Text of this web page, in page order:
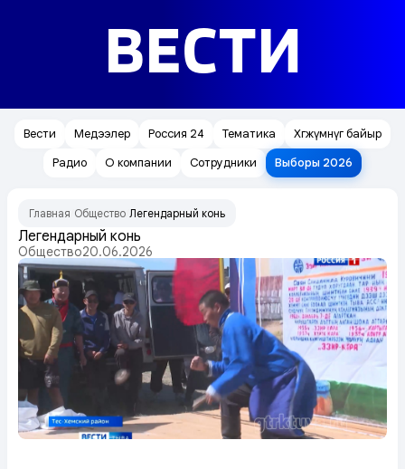
ВЕСТИ
Вести Медээлер Россия 24 Тематика
Хөгжүмнүг байыр
Радио
О компании Сотрудники Выборы 2026
Главная Общество Легендарный конь
Легендарный конь
Общество20.06.2026